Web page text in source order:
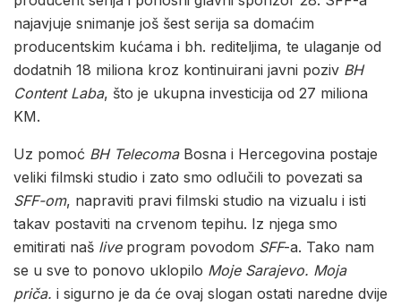
najavjuje snimanje još šest serija sa domaćim
producentskim kućama i bh. rediteljima, te ulaganje od
dodatnih 18 miliona kroz kontinuirani javni poziv BH
Content Laba, što je ukupna investicija od 27 miliona
KM.
Uz pomoć BH TelecomaBosna i Hercegovina postaje
veliki filmski studio i zato smo odlučili to povezati sa
SFF-om, napraviti pravi filmski studio na vizualu i isti
takav postaviti na crvenom tepihu. Iz njega smo
emitirati naš liveprogram povodom SFF-a. Tako nam
se u sve to ponovo uklopilo Moje Sarajevo. Moja
priča. i sigurno je da će ovaj slogan ostati naredne dvije